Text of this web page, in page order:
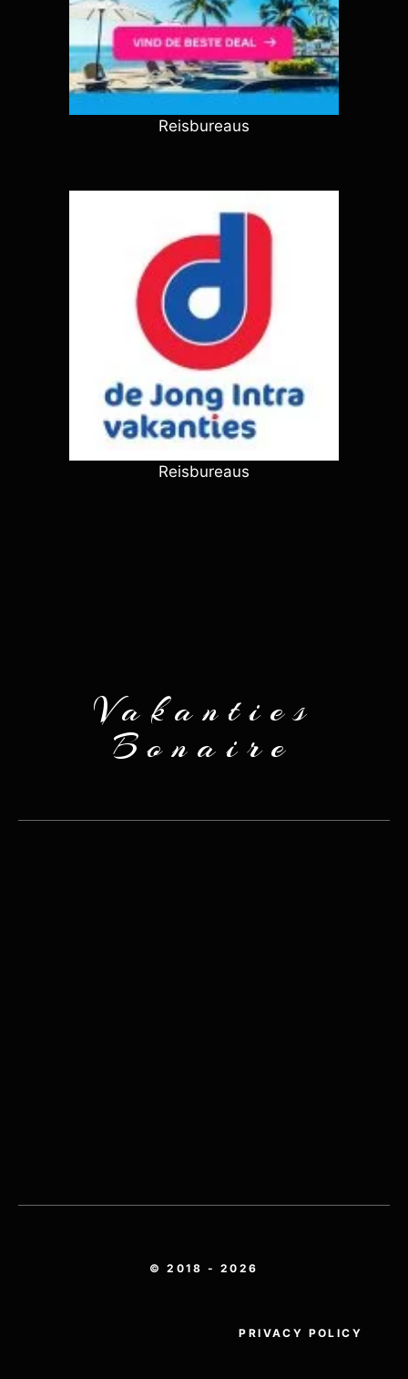
Reisbureaus
Reisbureaus
Vakanties
Bonaire
© 2018 - 2026
PRIVACY POLICY